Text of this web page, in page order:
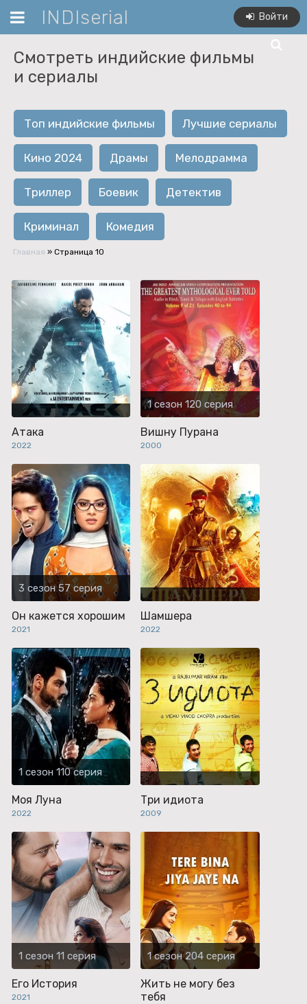
INDIserial Войти
Смотреть индийские фильмы
и сериалы
Топ индийские фильмы Лучшие сериалы
Кино 2024 Драмы Мелодрамма
Триллер Боевик Детектив
Криминал Комедия
Главная » Страница 10
Атака
2022
1 сезон 120 серия
Вишну Пурана
2000
3 сезон 57 серия
Он кажется хорошим
2021
Шамшера
2022
1 сезон 110 серия
Моя Луна
2022
Три идиота
2009
1 сезон 11 серия
Его История
2021
1 сезон 204 серия
Жить не могу без
тебя